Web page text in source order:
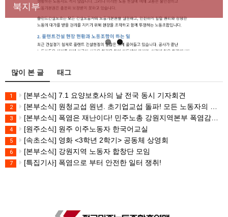
대책 마련하라
북지부
많이 본 글 태그
1 [본부소식] 7.1 요양보호사의 날 전국 동시 기자회견
2 [본부소식] 원청교섭 원년. 초기업교섭 돌파! 모든 노동자의 노동기본권 쟁취! 민주노총 7.15 총파업대회
3 [본부소식] 폭염은 재난이다! 민주노총 강원지역본부 폭염감시단 선포 기자회견
4 [원주소식] 원주 이주노동자 한국어교실
5 [속초소식] 영화 <3학년 2학기> 공동체 상영회
6 [본부소식] 강원지역 노동자 합창단 모임
7 [특집기사] 폭염으로 부터 안전한 일터 쟁취!